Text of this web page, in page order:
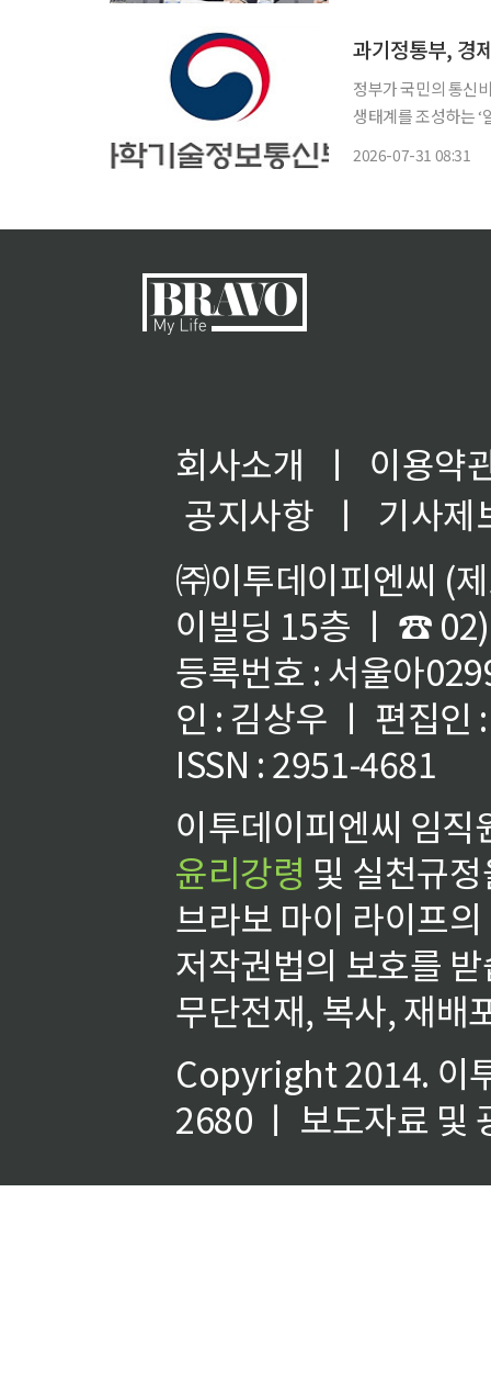
정부가 국민의 통신
생태계를 조성하는 ‘
2026-07-31 08:31
회사소개 ㅣ
이용약
공지사항
ㅣ
기사제
㈜이투데이피엔씨 (
이빌딩 15층 ㅣ ☎
등록번호 : 서울아
인 : 김상우 ㅣ 편집인
ISSN : 2951-4681
이투데이피엔씨 임
윤리강령 및 실천규
브라보 마이 라이프
저작권법의 보호를
무단전재, 복사, 재배
Copyright 2014. 이
2680 ㅣ 보도자료